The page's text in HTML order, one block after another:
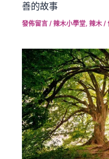
善的故事
發佈留言 /辣木小學堂,辣木 /